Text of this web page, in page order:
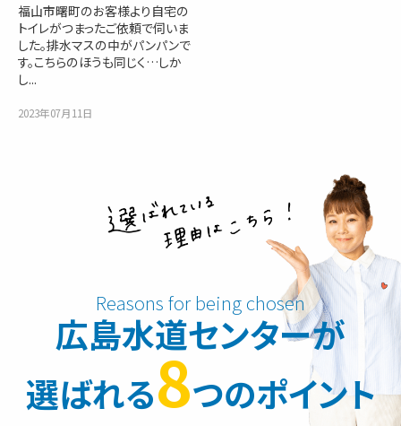
福山市曙町のお客様より自宅の
トイレがつまったご依頼で伺いま
した。排水マスの中がパンパンで
す。こちらのほうも同じく…しか
し...
2023年07月11日
広島水道センターが
選ばれる8つのポイント